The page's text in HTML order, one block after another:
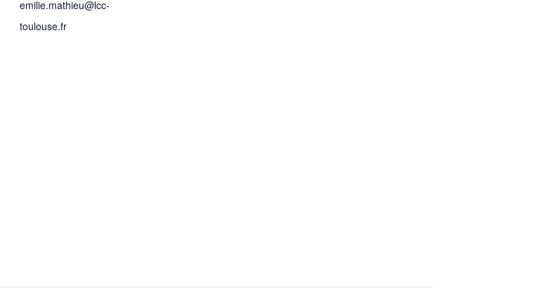
emilie.mathieu@lcc-
toulouse.fr